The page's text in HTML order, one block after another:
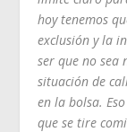
hoy tenemos
exclusión y la
ser que no sea
situación de
en la bolsa.
que se tire